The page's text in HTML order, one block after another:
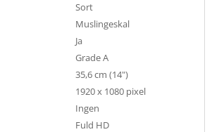
Sort
Muslingeskal
Ja
Grade A
35,6 cm (14")
1920 x 1080 pixel
Ingen
Fuld HD